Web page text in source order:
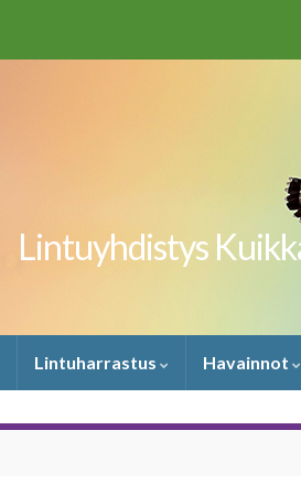
Lintuyhdistys
Lintuharrastus Havainnot